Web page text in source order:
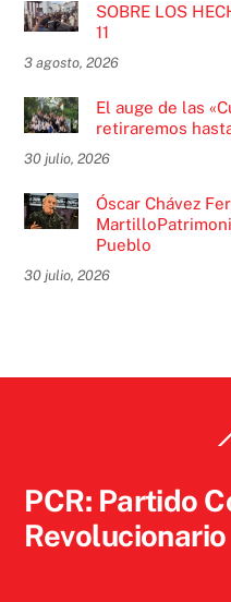
SOBRE LOS
11
3 agosto, 2026
El auge de las
retiraremos
30 julio, 2026
Óscar Chávez
Pueblo
30 julio, 2026
PCR: Partido
Revolucionario